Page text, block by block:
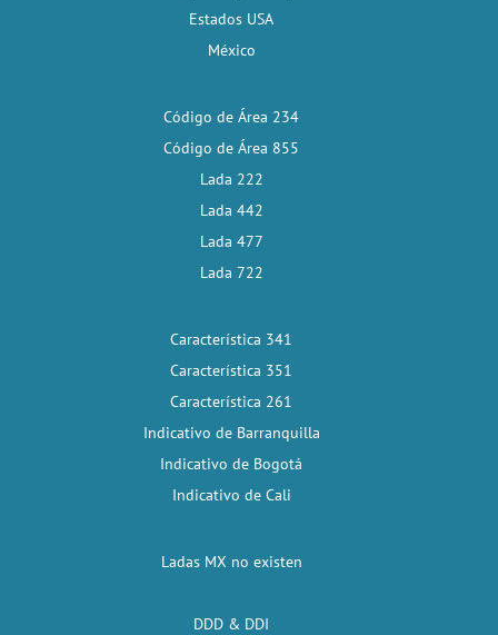
Estados USA
México
Código de Área 234
Código de Área 855
Lada 222
Lada 442
Lada 477
Lada 722
Característica 341
Característica 351
Característica 261
Indicativo de Barranquilla
Indicativo de Bogotá
Indicativo de Cali
Ladas MX no existen
DDD & DDI